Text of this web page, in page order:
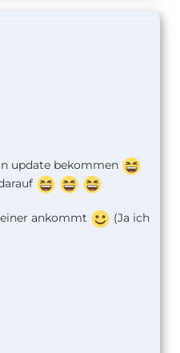
update bekommen
ankommt
(Ja ich